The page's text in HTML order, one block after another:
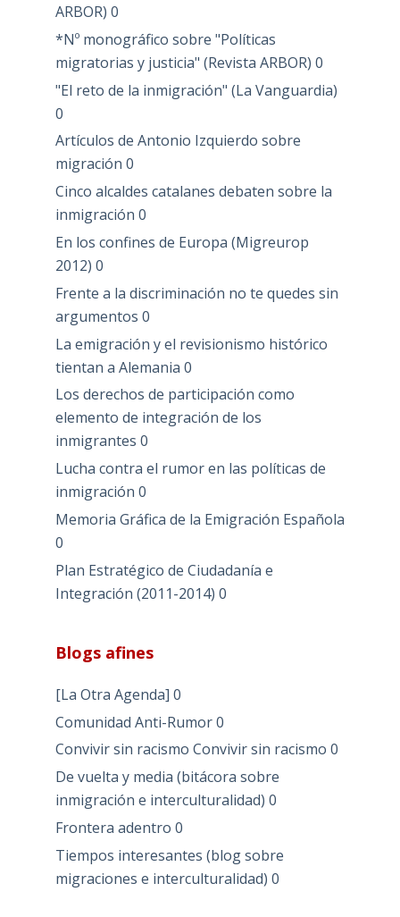
ARBOR) 0
*Nº monográfico sobre "Políticas
migratorias y justicia" (Revista ARBOR) 0
"El reto de la inmigración" (La Vanguardia)
0
Artículos de Antonio Izquierdo sobre
migración 0
Cinco alcaldes catalanes debaten sobre la
inmigración 0
En los confines de Europa (Migreurop
2012) 0
Frente a la discriminación no te quedes sin
argumentos 0
La emigración y el revisionismo histórico
tientan a Alemania 0
Los derechos de participación como
elemento de integración de los
inmigrantes 0
Lucha contra el rumor en las políticas de
inmigración 0
Memoria Gráfica de la Emigración Española
0
Plan Estratégico de Ciudadanía e
Integración (2011-2014) 0
Blogs afines
[La Otra Agenda] 0
Comunidad Anti-Rumor0
Convivir sin racismo Convivir sin racismo 0
De vuelta y media (bitácora sobre
inmigración e interculturalidad) 0
Frontera adentro 0
Tiempos interesantes (blog sobre
migraciones e interculturalidad) 0